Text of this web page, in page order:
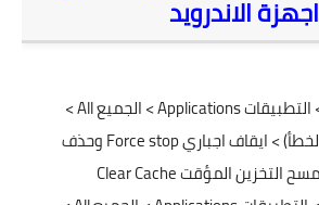
اجهزة الاندرويد
الاعدادات settings > التطبيقات Applications > الجميع All >
التطبيق (الذي يسبب الخطأ) > ايقاف اجباري Force stop وحذف